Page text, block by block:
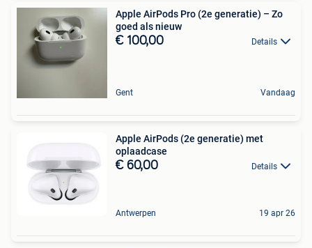
Apple AirPods Pro (2e generatie) – Zo
goed als nieuw
€ 100,00 Details
Gent Vandaag
Apple AirPods (2e generatie) met
oplaadcase
€ 60,00 Details
Antwerpen 19 apr 26